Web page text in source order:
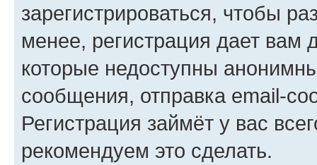
зарегистрироваться, чтобы
менее, регистрация дает вам
которые недоступны
сообщения, отправка email-
Регистрация займёт у вас
рекомендуем это сделать.